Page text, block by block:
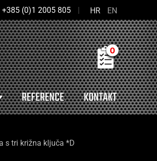
+385 (0)1 2005 805 | HR EN
0
REFERENCE KONTAKT
s tri križna ključa *D